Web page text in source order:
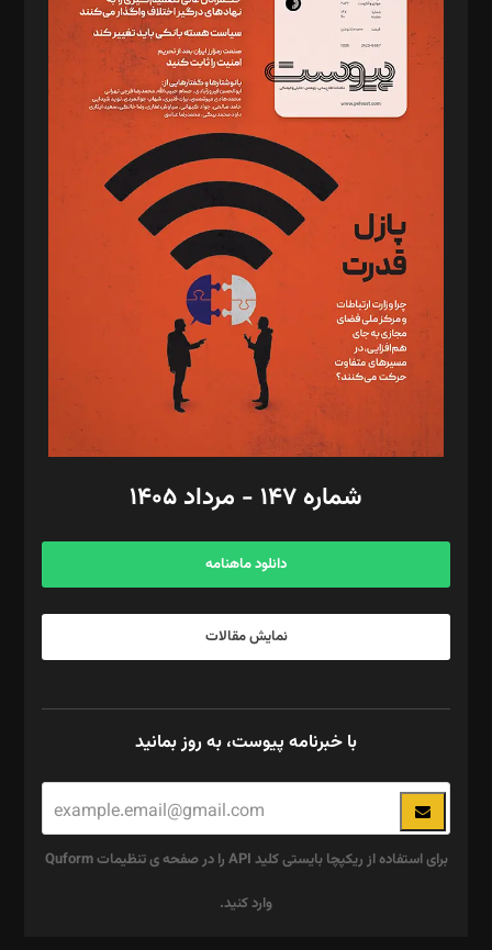
دبیر تحریریه: میثم قاسمی
د‌بیر ناداستان: سمانه سمیع
د‌بیر خدمت و تجارت: ابوالفضل رجبی
د‌بیر حقوق فناوری: حسام‌الدین ایپکچی
د‌بیر پیوست جهان: مینا پاکدل
د‌بیر تحریریه آنلاین: بابک نقاش
تحریریه‌: مجتبی محمود‌ی، آرش برهمند، یسنا امان‌پور، سروش کرمیان،
مصطفی مسجدی آرانی، ابوالفضل رجبی، زهرا فکرانه، فائزه فتحی
رستمی،مصطفی باستان
ویرایش: نگار استاد‌‌آقا
طراح یونیفرم: مجید توکلی
فیلمبرداری و عکاسی: امیر شفیعی، مانی لطفی زاده
گرافیک و صفحه‌آرایی: سید‌سبحان‌علی ثابت
مد‌یر توسعه تجاری: کامبیز برید‌
امور مالی: شاپور رهبری، محمد‌ کاظمی‌نیا
آگهی و مشترکین: ۰۹۱۹۹۹۹۰۴۵۴
شماره ۱۴۷ - مرداد ۱۴۰۵
دانلود ماهنامه
نمایش مقالات
با خبرنامه پیوست، به روز بمانید
برای استفاده از ریکپچا بایستی کلید API را در صفحه ی تنظیمات Quform
وارد کنید.